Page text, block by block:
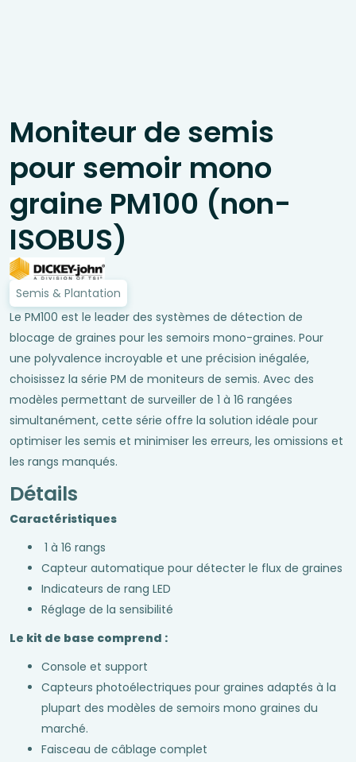
Moniteur de semis
pour semoir mono
graine PM100 (non-
ISOBUS)
Semis & Plantation
Le PM100 est le leader des systèmes de détection de
blocage de graines pour les semoirs mono-graines. Pour
une polyvalence incroyable et une précision inégalée,
choisissez la série PM de moniteurs de semis. Avec des
modèles permettant de surveiller de 1 à 16 rangées
simultanément, cette série offre la solution idéale pour
optimiser les semis et minimiser les erreurs, les omissions et
les rangs manqués.
Détails
Caractéristiques
1 à 16 rangs
Capteur automatique pour détecter le flux de graines
Indicateurs de rang LED
Réglage de la sensibilité
Le kit de base comprend :
Console et support
Capteurs photoélectriques pour graines adaptés à la
plupart des modèles de semoirs mono graines du
marché.
Faisceau de câblage complet